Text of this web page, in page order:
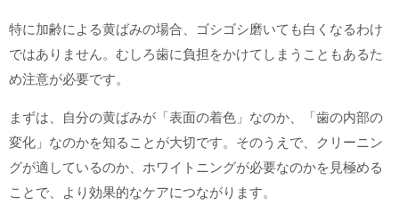
特に加齢による黄ばみの場合、ゴシゴシ磨いても白くなるわけ
ではありません。むしろ歯に負担をかけてしまうこともあるた
め注意が必要です。
まずは、自分の黄ばみが「表面の着色」なのか、「歯の内部の
変化」なのかを知ることが大切です。そのうえで、クリーニン
グが適しているのか、ホワイトニングが必要なのかを見極める
ことで、より効果的なケアにつながります。